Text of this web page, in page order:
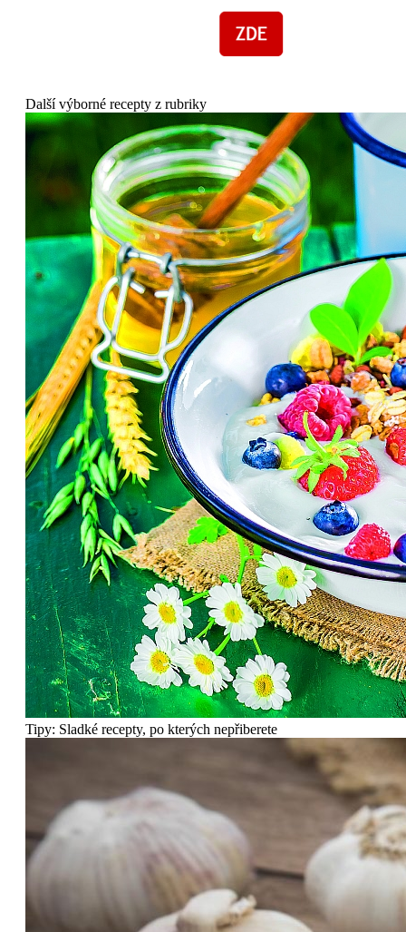
Další výborné recepty z rubriky
Tipy: Sladké recepty, po kterých nepřiberete